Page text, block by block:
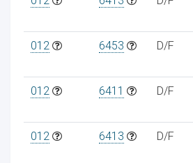
012 6453 D/F
012 6411 D/F
012 6413 D/F